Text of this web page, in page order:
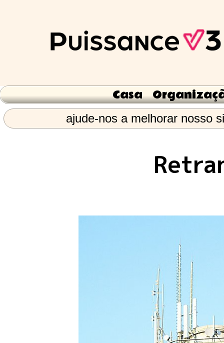
Casa
ajude-nos a melhorar nosso